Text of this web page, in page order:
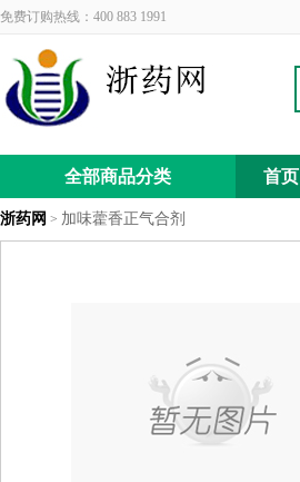
免费订购热线：400 883 1991
全部商品分类 首页
浙药网 > 加味藿香正气合剂